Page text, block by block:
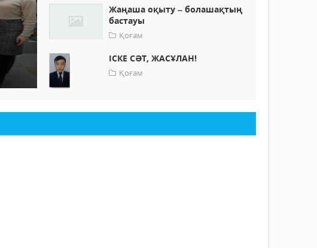
Жаңаша оқыту – болашақтың
бастауы
Қоғам
ІСКЕ СӘТ, ЖАСҰЛАН!
Қоғам